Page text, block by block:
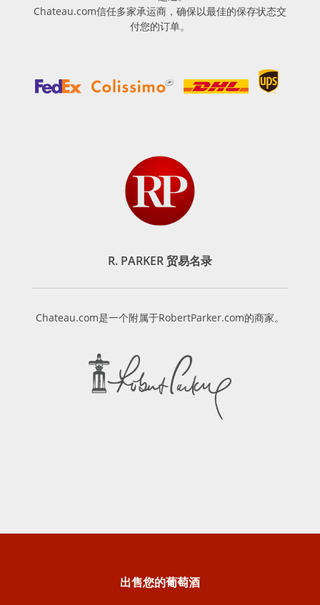
Chateau.com信任多家承运商，确保以最佳的保存状态交
付您的订单。
R. PARKER 贸易名录
Chateau.com是一个附属于RobertParker.com的商家。
出售您的葡萄酒